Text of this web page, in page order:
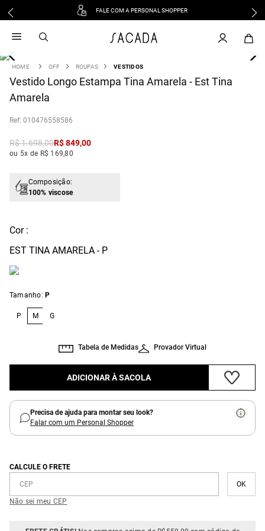
FALE COM A PERSONAL SHOPPER
OFF ROUPAS VESTIDOS
Vestido Longo Estampa Tina Amarela - Est Tina
Amarela
: 010476558586
R$1.698,00R$849,00
ou 5x de R$ 169,80
Composição:
100% viscose
Cor :
EST TINA AMARELA - P
Tamanho: P
P M G
Provador Virtual
Tabela de Medidas
ADICIONAR À SACOLA
Precisa de ajuda para montar seu look?
Falar com um Personal Shopper
CALCULE O FRETE
Não sei meu CEP
vestido
3 º blusa
º tricot
º vestido longo
º saia
camisa